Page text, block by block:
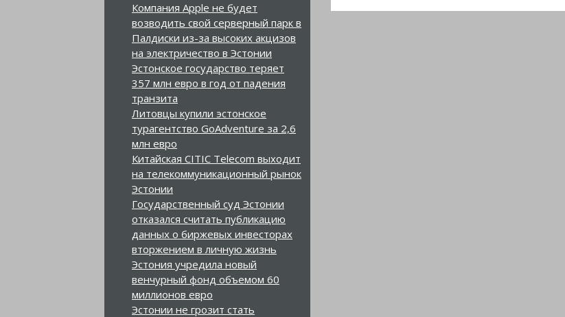
Компания Apple не будет
возводить свой серверный парк в
Палдиски из-за высоких акцизов
на электричество в Эстонии
Эстонское государство теряет
357 млн евро в год от падения
транзита
Литовцы купили эстонское
турагентство GoAdventure за 2,6
млн евро
Китайская CITIC Telecom выходит
на телекоммуникационный рынок
Эстонии
Государственный суд Эстонии
отказался считать публикацию
данных о биржевых инвесторах
вторжением в личную жизнь
Эстония учредила новый
венчурный фонд объемом 60
миллионов евро
Эстонии не грозит стать